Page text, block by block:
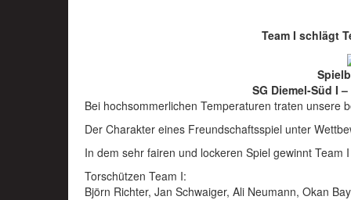
Team I schlägt
SG Diemel-Süd I
Bei hochsommerlichen Temperaturen traten unsere
Der Charakter eines Freundschaftsspiel unter
In dem sehr fairen und lockeren Spiel gewinnt Team
Torschützen Team I:
Björn Richter, Jan Schwaiger, Ali Neumann, Okan